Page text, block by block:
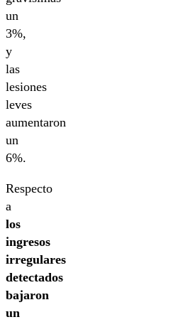
un
3%,
y
las
lesiones
leves
aumentaron
un
6%.
Respecto
a
los
ingresos
irregulares
detectados
bajaron
un